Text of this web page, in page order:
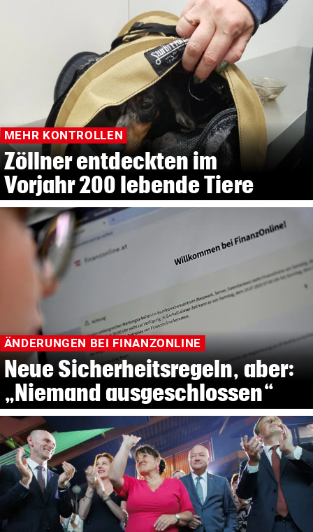
MEHR KONTROLLEN
Zöllner entdeckten im
Vorjahr 200 lebende Tiere
ÄNDERUNGEN BEI FINANZONLINE
Neue Sicherheitsregeln, aber:
„Niemand ausgeschlossen“